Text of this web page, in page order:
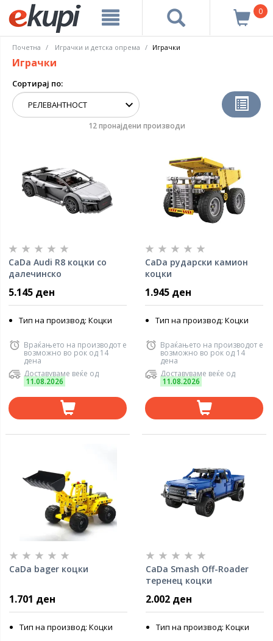
0
Почетна Играчки и детска опрема Играчки
Играчки
Сортирај по:
12 пронајдени производи
CaDa Audi R8 коцки со
далечинско
5.145 ден
Тип на производ: Коцки
Враќањето на производот е
возможно во рок од 14
дена
Доставуваме веќе од
11.08.2026
CaDa рударски камион
коцки
1.945 ден
Тип на производ: Коцки
Враќањето на производот е
возможно во рок од 14
дена
Доставуваме веќе од
11.08.2026
CaDa bager коцки
1.701 ден
Тип на производ: Коцки
CaDa Smash Off-Roader
теренец коцки
2.002 ден
Тип на производ: Коцки